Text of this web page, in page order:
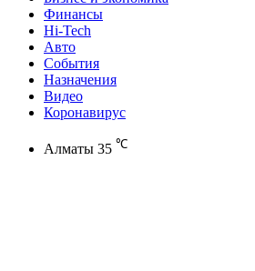
Финансы
Hi-Tech
Авто
События
Назначения
Видео
Коронавирус
Алматы 35 ℃